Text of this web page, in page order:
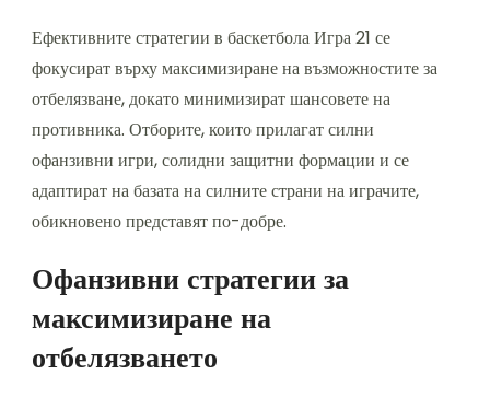
Ефективните стратегии в баскетбола Игра 21 се
фокусират върху максимизиране на възможностите за
отбелязване, докато минимизират шансовете на
противника. Отборите, които прилагат силни
офанзивни игри, солидни защитни формации и се
адаптират на базата на силните страни на играчите,
обикновено представят по-добре.
Офанзивни стратегии за
максимизиране на
отбелязването